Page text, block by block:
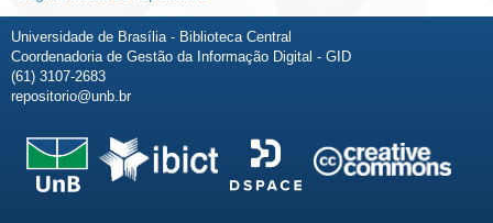
Universidade de Brasília - Biblioteca Central
Coordenadoria de Gestão da Informação Digital - GID
(61) 3107-2683
repositorio@unb.br